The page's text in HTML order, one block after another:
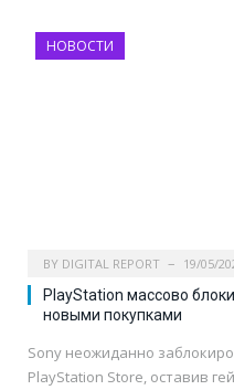
НОВОСТИ
BY DIGITAL REPORT 19/05/
PlayStation массово
новыми покупками
Sony неожиданно
PlayStation Store, оставив